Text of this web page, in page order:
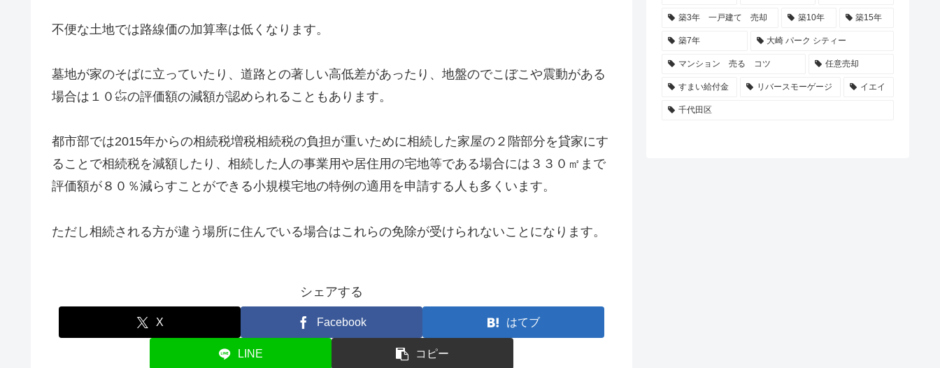
不便な土地では路線価の加算率は低くなります。
墓地が家のそばに立っていたり、道路との著しい高低差があったり、地盤のでこぼこや震動がある
場合は１０㌫の評価額の減額が認められることもあります。
都市部では2015年からの相続税増税相続税の負担が重いために相続した家屋の２階部分を貸家にす
ることで相続税を減額したり、相続した人の事業用や居住用の宅地等である場合には３３０㎡まで
評価額が８０％減らすことができる小規模宅地の特例の適用を申請する人も多くいます。
ただし相続される方が違う場所に住んでいる場合はこれらの免除が受けられないことになります。
シェアする
X Facebook はてブ
LINE コピー
築3年 一戸建て 売却 築10年 築15年
築7年 大崎 パーク シティー
マンション 売る コツ 任意売却
すまい給付金 リバースモーゲージ イエイ
千代田区